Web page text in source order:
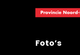
Foto’s